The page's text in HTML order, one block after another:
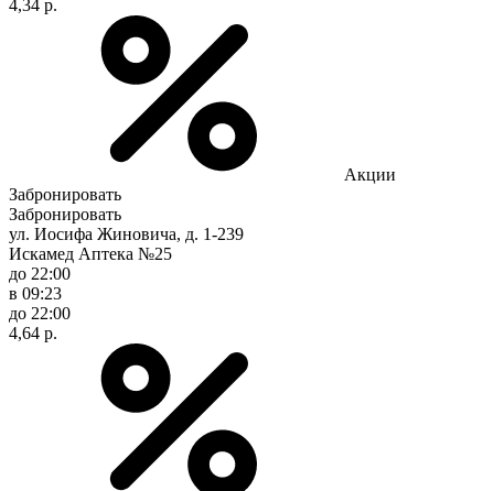
4,34 р.
Акции
Забронировать
Забронировать
ул. Иосифа Жиновича, д. 1-239
Искамед Аптека №25
до 22:00
в 09:23
до 22:00
4,64 р.